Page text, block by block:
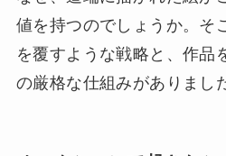
値を持つのでしょうか。そ
を覆すような戦略と、作品
の厳格な仕組みがありまし